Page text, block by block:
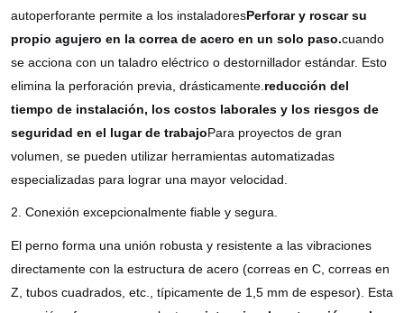
autoperforante permite a los instaladoresPerforar y roscar su
propio agujero en la correa de acero en un solo paso.cuando
se acciona con un taladro eléctrico o destornillador estándar. Esto
elimina la perforación previa, drásticamente. reducción del
tiempo de instalación, los costos laborales y los riesgos de
seguridad en el lugar de trabajoPara proyectos de gran
volumen, se pueden utilizar herramientas automatizadas
especializadas para lograr una mayor velocidad.
2. Conexión excepcionalmente fiable y segura.
El perno forma una unión robusta y resistente a las vibraciones
directamente con la estructura de acero (correas en C, correas en
Z, tubos cuadrados, etc., típicamente de 1,5 mm de espesor). Esta